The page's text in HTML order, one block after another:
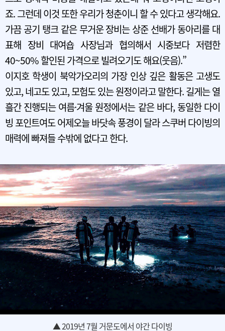
죠. 그런데 이것 또한 우리가 청춘이니 할 수 있다고 생각해요.
가끔 공기 탱크 같은 무거운 장비는 상준 선배가 동아리를 대
표해 장비 대여숍 사장님과 협의해서 시중보다 저렴한
40~50% 할인된 가격으로 빌려오기도 해요(웃음).”
이지호 학생이 북악가오리의 가장 인상 깊은 활동은 고생도
있고, 네고도 있고, 모험도 있는 원정이라고 말한다. 길게는 열
흘간 진행되는 여름·겨울 원정에서는 같은 바다, 동일한 다이
빙 포인트여도 어제오늘 바닷속 풍경이 달라 스쿠버 다이빙의
매력에 빠져들 수밖에 없다고 한다.
▲ 2019년 7월 거문도에서 야간 다이빙